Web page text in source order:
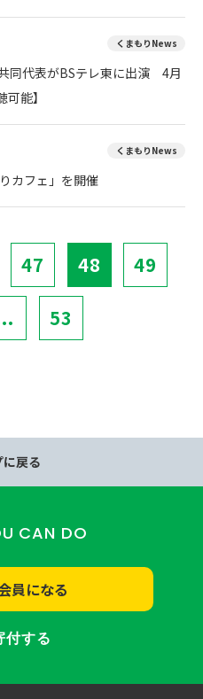
くまもりNews
同代表がBSテレ東に出演 4月
能】
くまもりNews
カフェ」を開催
47 48 49
53
戻る
CAN DO
員になる
付する